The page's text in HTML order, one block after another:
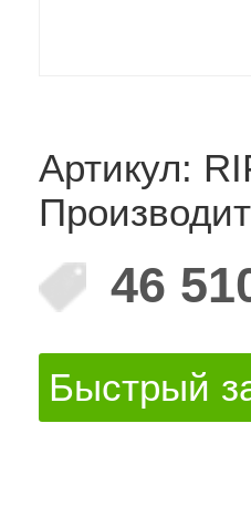
Артикул:
46
Быстрый